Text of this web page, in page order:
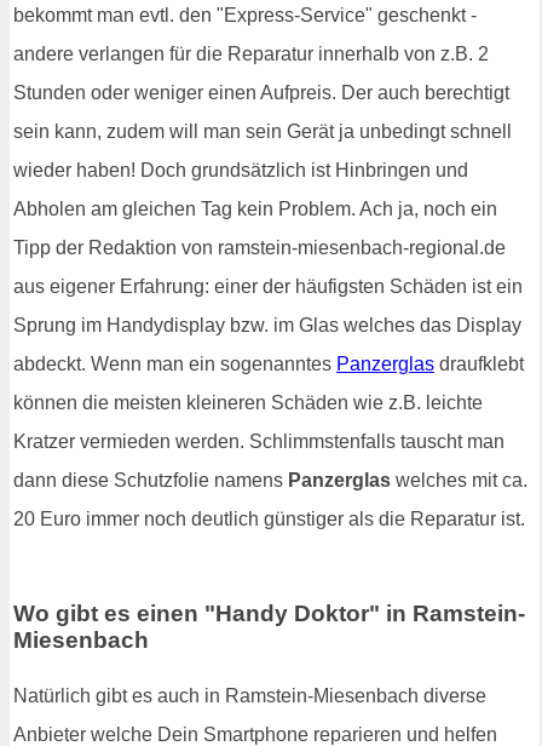
bekommt man evtl. den "Express-Service" geschenkt -
andere verlangen für die Reparatur innerhalb von z.B. 2
Stunden oder weniger einen Aufpreis. Der auch berechtigt
sein kann, zudem will man sein Gerät ja unbedingt schnell
wieder haben! Doch grundsätzlich ist Hinbringen und
Abholen am gleichen Tag kein Problem. Ach ja, noch ein
Tipp der Redaktion von ramstein-miesenbach-regional.de
aus eigener Erfahrung: einer der häufigsten Schäden ist ein
Sprung im Handydisplay bzw. im Glas welches das Display
abdeckt. Wenn man ein sogenanntes Panzerglas draufklebt
können die meisten kleineren Schäden wie z.B. leichte
Kratzer vermieden werden. Schlimmstenfalls tauscht man
dann diese Schutzfolie namens Panzerglas welches mit ca.
20 Euro immer noch deutlich günstiger als die Reparatur ist.
Wo gibt es einen "Handy Doktor" in Ramstein-
Miesenbach
Natürlich gibt es auch in Ramstein-Miesenbach diverse
Anbieter welche Dein Smartphone reparieren und helfen